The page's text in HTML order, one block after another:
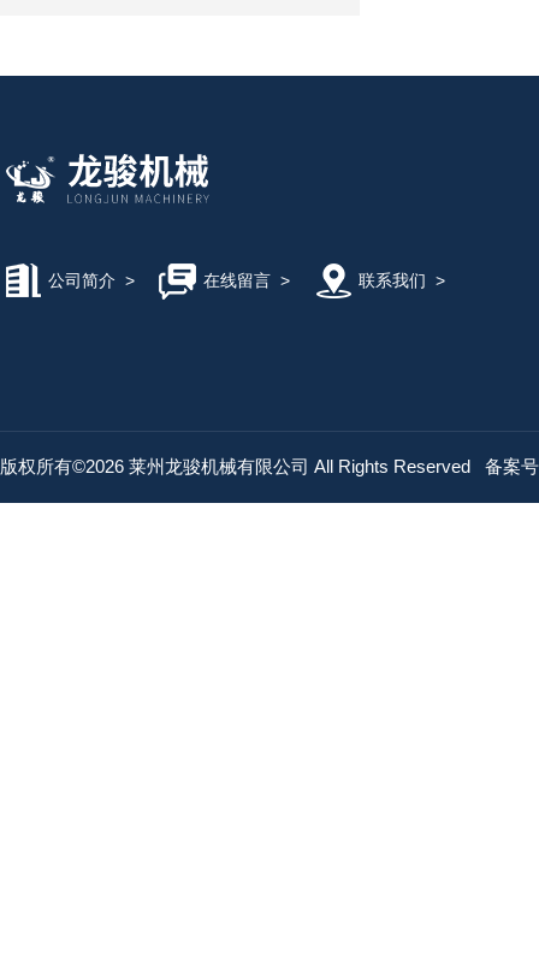
公司简介 > 在线留言> 联系我们 >
版权所有©2026 莱州龙骏机械有限公司 All Rights Reserved 备案